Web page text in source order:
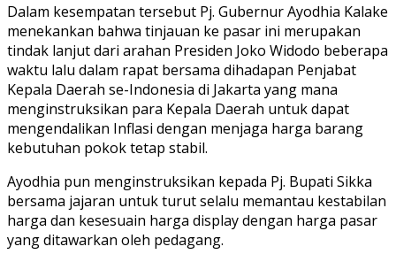
Dalam kesempatan tersebut Pj. Gubernur Ayodhia Kalake
menekankan bahwa tinjauan ke pasar ini merupakan
tindak lanjut dari arahan Presiden Joko Widodo beberapa
waktu lalu dalam rapat bersama dihadapan Penjabat
Kepala Daerah se-Indonesia di Jakarta yang mana
menginstruksikan para Kepala Daerah untuk dapat
mengendalikan Inflasi dengan menjaga harga barang
kebutuhan pokok tetap stabil.
Ayodhia pun menginstruksikan kepada Pj. Bupati Sikka
bersama jajaran untuk turut selalu memantau kestabilan
harga dan kesesuain harga display dengan harga pasar
yang ditawarkan oleh pedagang.